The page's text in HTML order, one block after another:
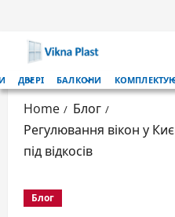
content
ДВЕРІ БАЛКОНИ
Home
Блог
Регулювання вікон у
під відкосів
Блог